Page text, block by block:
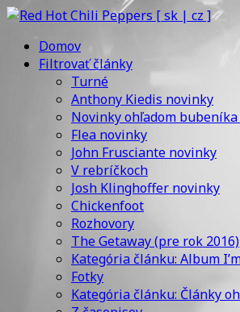
Domov
Filtrovať články
Turné
Anthony Kiedis novinky
Novinky ohľadom bubeníka
Flea novinky
John Frusciante novinky
V rebríčkoch
Josh Klinghoffer novinky
Chickenfoot
Rozhovory
The Getaway (pre rok 2016)
Kategória článku: Album
Fotky
Kategória článku: Články